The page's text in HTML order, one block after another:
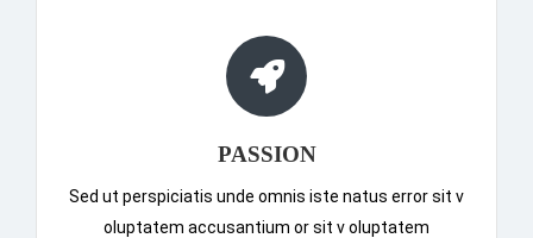
PASSION
Sed ut perspiciatis unde omnis iste natus error sit v
oluptatem accusantium or sit v oluptatem